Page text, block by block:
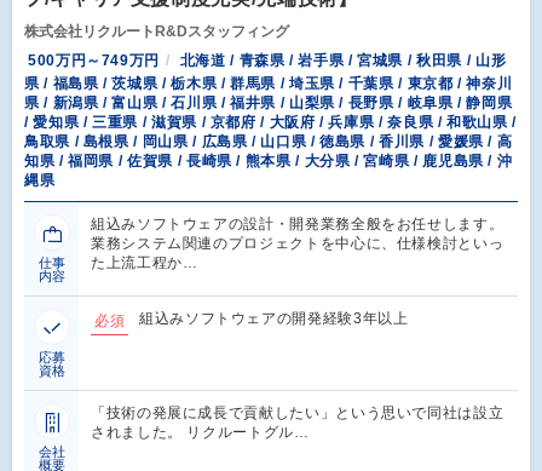
株式会社リクルートR&Dスタッフィング
500万円～749万円
北海道 / 青森県 / 岩手県 / 宮城県 / 秋田県 / 山形
県 / 福島県 / 茨城県 / 栃木県 / 群馬県 / 埼玉県 / 千葉県 / 東京都 / 神奈川
県 / 新潟県 / 富山県 / 石川県 / 福井県 / 山梨県 / 長野県 / 岐阜県 / 静岡県
/ 愛知県 / 三重県 / 滋賀県 / 京都府 / 大阪府 / 兵庫県 / 奈良県 / 和歌山県 /
鳥取県 / 島根県 / 岡山県 / 広島県 / 山口県 / 徳島県 / 香川県 / 愛媛県 / 高
知県 / 福岡県 / 佐賀県 / 長崎県 / 熊本県 / 大分県 / 宮崎県 / 鹿児島県 / 沖
縄県
仕事
内容
組込みソフトウェアの設計・開発業務全般をお任せします。
業務システム関連のプロジェクトを中心に、仕様検討といっ
た上流工程か…
応募
資格
必須 組込みソフトウェアの開発経験3年以上
会社
概要
「技術の発展に成長で貢献したい」という思いで同社は設立
されました。 リクルートグル…